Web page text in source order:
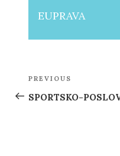
EUPRAVA
Post
navigation
Previous
Post
PREVIOUS
SPORTSKO-